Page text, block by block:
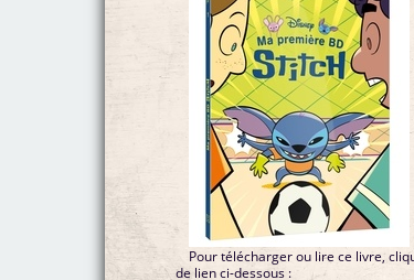
Pour télécharger ou lire ce livre,
de lien ci-dessous :